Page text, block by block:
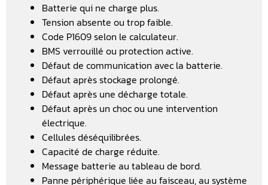
Batterie qui ne charge plus.
Tension absente ou trop faible.
Code P1609 selon le calculateur.
BMS verrouillé ou protection active.
Défaut de communication avec la batterie.
Défaut après stockage prolongé.
Défaut après une décharge totale.
Défaut après un choc ou une intervention
électrique.
Cellules déséquilibrées.
Capacité de charge réduite.
Message batterie au tableau de bord.
Panne périphérique liée au faisceau, au système